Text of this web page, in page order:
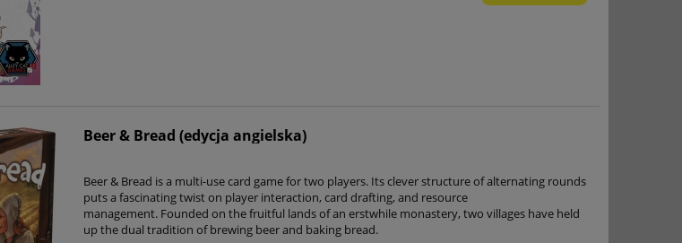
Beer & Bread (edycja angielska)
Beer & Bread is a multi-use card game for two players. Its clever structure of alternating rounds
puts a fascinating twist on player interaction, card drafting, and resource
management. Founded on the fruitful lands of an erstwhile monastery, two villages have held
up the dual tradition of brewing beer and baking bread.